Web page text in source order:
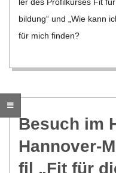
O
L
D
S
C
bil­dung“ und „Wie kann
für mich fin­den?
Besuch im
Han­no­ver-
fil „Fit für